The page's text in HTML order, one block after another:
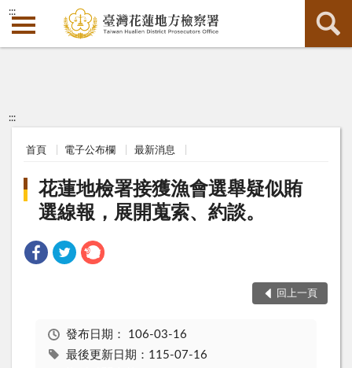
:::
:::
首頁 電子公布欄 最新消息
花蓮地檢署接獲漁會選舉疑似賄
選線報，展開蒐索、約談。
回上一頁
發布日期： 106-03-16
最後更新日期：115-07-16